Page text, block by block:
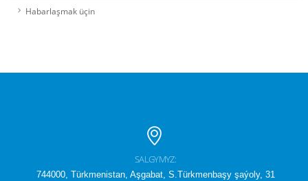
Habarlaşmak üçin
SALGYMYZ:
744000, Türkmenistan, Aşgabat, S.Türkmenbaşy şaýoly, 31